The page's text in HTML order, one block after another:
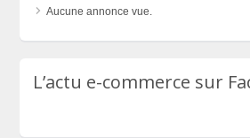
Aucune annonce vue.
L’actu e-commerce sur